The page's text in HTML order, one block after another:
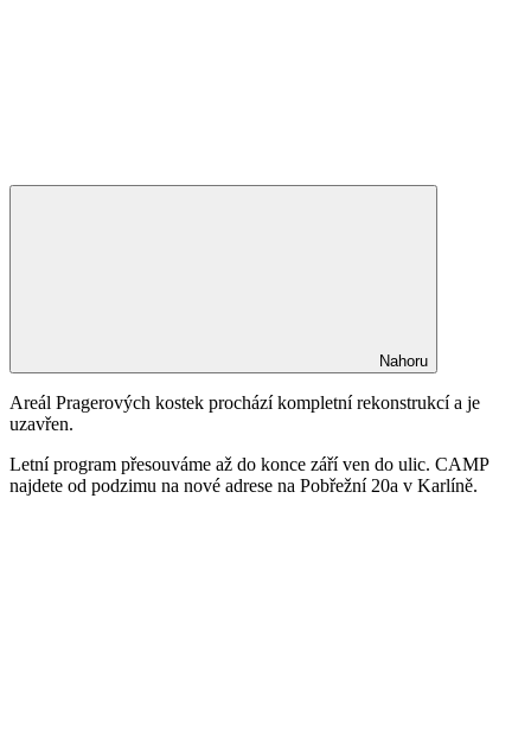
Nahoru
Areál Pragerových kostek prochází kompletní rekonstrukcí a je
uzavřen.
Letní program přesouváme až do konce září ven do ulic. CAMP
najdete od podzimu na nové adrese na Pobřežní 20a v Karlíně.